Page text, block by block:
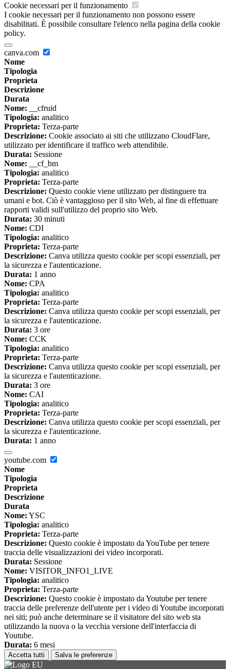
Cookie necessari per il funzionamento
I cookie necessari per il funzionamento non possono essere
disabilitati. È possibile consultare l'elenco nella pagina della cookie
policy.
canva.com
Nome
Tipologia
Proprieta
Descrizione
Durata
Nome: __cfruid
Tipologia: analitico
Proprieta: Terza-parte
Descrizione: Cookie associato ai siti che utilizzano CloudFlare,
utilizzato per identificare il traffico web attendibile.
Durata: Sessione
Nome: __cf_bm
Tipologia: analitico
Proprieta: Terza-parte
Descrizione: Questo cookie viene utilizzato per distinguere tra
umani e bot. Ciò è vantaggioso per il sito Web, al fine di effettuare
rapporti validi sull'utilizzo del proprio sito Web.
Durata: 30 minuti
Nome: CDI
Tipologia: analitico
Proprieta: Terza-parte
Descrizione: Canva utilizza questo cookie per scopi essenziali, per
la sicurezza e l'autenticazione.
Durata: 1 anno
Nome: CPA
Tipologia: analitico
Proprieta: Terza-parte
Descrizione: Canva utilizza questo cookie per scopi essenziali, per
la sicurezza e l'autenticazione.
Durata: 3 ore
Nome: CCK
Tipologia: analitico
Proprieta: Terza-parte
Descrizione: Canva utilizza questo cookie per scopi essenziali, per
la sicurezza e l'autenticazione.
Durata: 3 ore
Nome: CAI
Tipologia: analitico
Proprieta: Terza-parte
Descrizione: Canva utilizza questo cookie per scopi essenziali, per
la sicurezza e l'autenticazione.
Durata: 1 anno
youtube.com
Nome
Tipologia
Proprieta
Descrizione
Durata
Nome: YSC
Tipologia: analitico
Proprieta: Terza-parte
Descrizione: Questo cookie è impostato da YouTube per tenere
traccia delle visualizzazioni dei video incorporati.
Durata: Sessione
Nome: VISITOR_INFO1_LIVE
Tipologia: analitico
Proprieta: Terza-parte
Descrizione: Questo cookie è impostato da Youtube per tenere
traccia delle preferenze dell'utente per i video di Youtube incorporati
nei siti; può anche determinare se il visitatore del sito web sta
utilizzando la nuova o la vecchia versione dell'interfaccia di
Youtube.
Durata: 6 mesi
Accetta tutti Salva le preferenze